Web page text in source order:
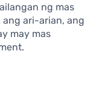
ng mas
ari-arian, ang
may mas